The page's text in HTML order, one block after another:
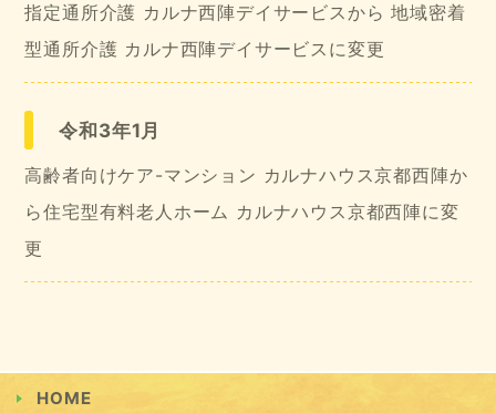
指定通所介護 カルナ西陣デイサービスから 地域密着
型通所介護 カルナ西陣デイサービスに変更
令和3年1月
高齢者向けケア-マンション カルナハウス京都西陣か
ら住宅型有料老人ホーム カルナハウス京都西陣に変
更
HOME